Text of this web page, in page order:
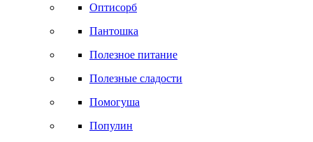
Оптисорб
Пантошка
Полезное питание
Полезные сладости
Помогуша
Популин